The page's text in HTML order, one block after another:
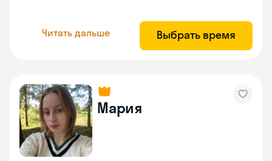
Читать дальше Выбрать время
Мария